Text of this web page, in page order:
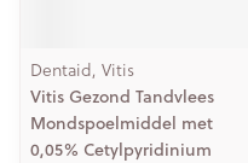
Dentaid, Vitis
Vitis Gezond Tandvlees
Mondspoelmiddel met
0,05% Cetylpyridinium